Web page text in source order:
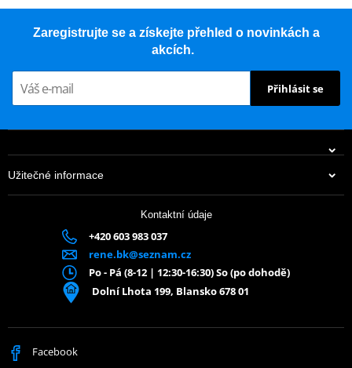
Zaregistrujte se a získejte přehled o novinkách a
akcích.
Přihlásit se
Užitečné informace
Kontaktní údaje
+420 603 983 037
rene.bk@seznam.cz
Po - Pá (8-12 | 12:30-16:30) So (po dohodě)
Dolní Lhota 199, Blansko 678 01
Facebook